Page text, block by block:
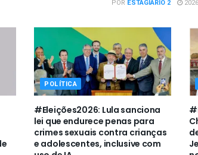
POR ESTAGIÁRIO 2
POLÍTICA
#Eleições2026: Lula sanciona
lei que endurece penas para
crimes sexuais contra crianças
e adolescentes, inclusive com